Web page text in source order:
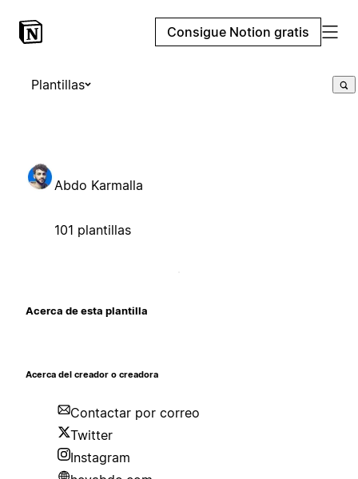
Consigue Notion gratis
Plantillas
Abdo Karmalla
101 plantillas
Acerca de esta plantilla
Acerca del creador o creadora
Contactar por correo
Twitter
Instagram